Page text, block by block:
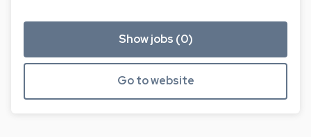
Show jobs (0)
Go to website